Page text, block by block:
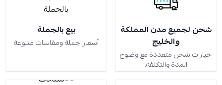
شحن لجميع مدن المملكة
والخليج
خيارات شحن متعددة مع وضوح
المدة والتكلفة.
بيع بالجملة
أسعار جملة ومقاسات متنوعة